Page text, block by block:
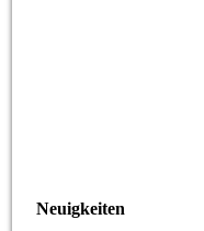
Neuigkeiten